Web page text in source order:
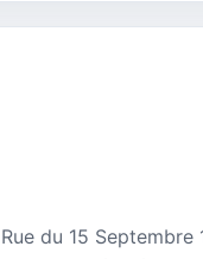
du 15 Septembre